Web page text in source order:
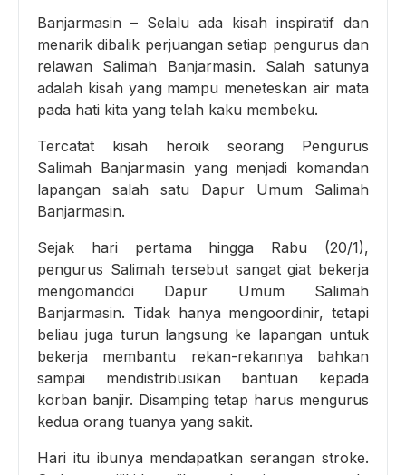
Banjarmasin – Selalu ada kisah inspiratif dan
menarik dibalik perjuangan setiap pengurus dan
relawan Salimah Banjarmasin. Salah satunya
adalah kisah yang mampu meneteskan air mata
pada hati kita yang telah kaku membeku.
Tercatat kisah heroik seorang Pengurus
Salimah Banjarmasin yang menjadi komandan
lapangan salah satu Dapur Umum Salimah
Banjarmasin.
Sejak hari pertama hingga Rabu (20/1),
pengurus Salimah tersebut sangat giat bekerja
mengomandoi Dapur Umum Salimah
Banjarmasin. Tidak hanya mengoordinir, tetapi
beliau juga turun langsung ke lapangan untuk
bekerja membantu rekan-rekannya bahkan
sampai mendistribusikan bantuan kepada
korban banjir. Disamping tetap harus mengurus
kedua orang tuanya yang sakit.
Hari itu ibunya mendapatkan serangan stroke.